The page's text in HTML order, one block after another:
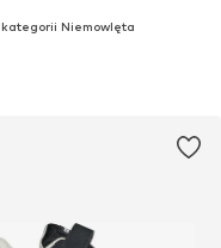
Niemowlęta